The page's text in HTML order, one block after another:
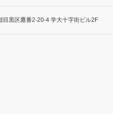
目黒区鷹番2-20-4 学大十字街ビル2F